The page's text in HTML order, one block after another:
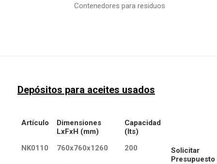
Contenedores para residuos
Depósitos para aceites usados
Artículo
Dimensiones
LxFxH (mm)
Capacidad
(lts)
NK0110
760x760x1260 200
Solicitar
Presupuesto